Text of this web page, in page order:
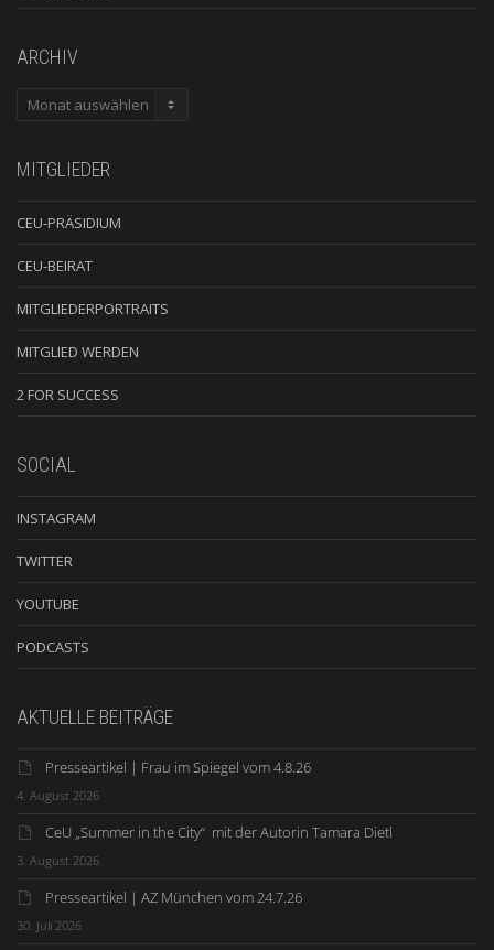
ARCHIV
ARCHIV
MITGLIEDER
CEU-PRÄSIDIUM
CEU-BEIRAT
MITGLIEDERPORTRAITS
MITGLIED WERDEN
2 FOR SUCCESS
SOCIAL
INSTAGRAM
TWITTER
YOUTUBE
PODCASTS
AKTUELLE BEITRÄGE
Presseartikel | Frau im Spiegel vom 4.8.26
4. August 2026
CeU „Summer in the City“ mit der Autorin Tamara Dietl
3. August 2026
Presseartikel | AZ München vom 24.7.26
30. Juli 2026